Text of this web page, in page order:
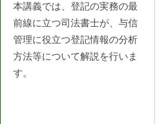
本講義では、登記の実務の最
前線に立つ司法書士が、与信
管理に役立つ登記情報の分析
方法等について解説を行いま
す。